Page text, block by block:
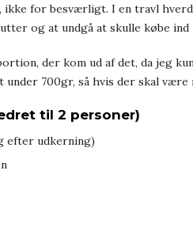
ikke for besværligt. I en travl
og at undgå at skulle købe
der kom ud af det, da jeg
under 700gr, så hvis der skal
til 2 personer)
efter udkerning)